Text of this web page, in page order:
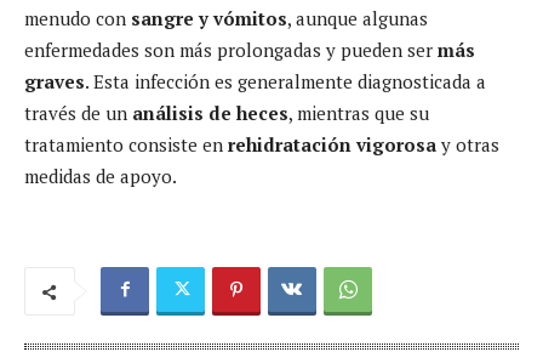
menudo con sangre y vómitos, aunque algunas
enfermedades son más prolongadas y pueden ser más
graves. Esta infección es generalmente diagnosticada a
través de un análisis de heces, mientras que su
tratamiento consiste en rehidratación vigorosa y otras
medidas de apoyo.